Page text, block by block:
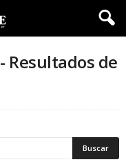
- Resultados de